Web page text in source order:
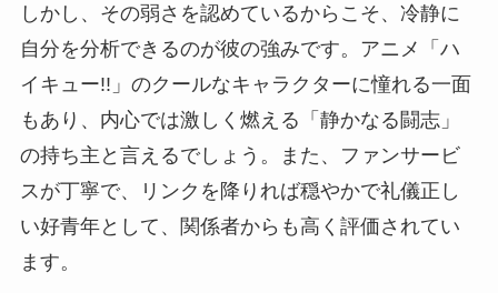
しかし、その弱さを認めているからこそ、冷静に
自分を分析できるのが彼の強みです。アニメ「ハ
イキュー!!」のクールなキャラクターに憧れる一面
もあり、内心では激しく燃える「静かなる闘志」
の持ち主と言えるでしょう。また、ファンサービ
スが丁寧で、リンクを降りれば穏やかで礼儀正し
い好青年として、関係者からも高く評価されてい
ます。